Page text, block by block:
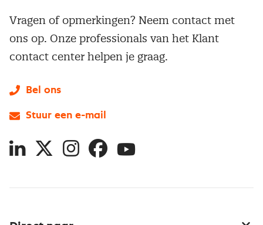
Vragen of opmerkingen? Neem contact met
ons op. Onze professionals van het Klant
contact center helpen je graag.
Bel ons
Stuur een e-mail
LinkedIn
X InstagramFacebookYouTube